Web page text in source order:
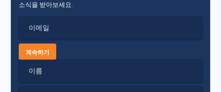
소식을 받아보세요.
이메일
계속하기
이름